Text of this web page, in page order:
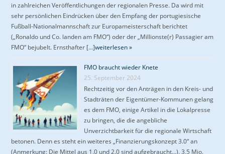
in zahlreichen Veröffentlichungen der regionalen Presse. Da wird mit
sehr persönlichen Eindrücken über den Empfang der portugiesische
Fußball-Nationalmannschaft zur Europameisterschaft berichtet
(„Ronaldo und Co. landen am FMO“) oder der „Millionste(r) Passagier am
FMO“ bejubelt. Ernsthafter […]weiterlesen »
FMO braucht wieder Knete
25. September 2024
Rechtzeitig vor den Anträgen in den Kreis- und
Stadträten der Eigentümer-Kommunen gelang
es dem FMO, einige Artikel in die Lokalpresse
zu bringen, die die angebliche
Unverzichtbarkeit für die regionale Wirtschaft
betonen. Denn es steht ein weiteres „Finanzierungskonzept 3.0“ an
(Anmerkung: Die Mittel aus 1.0 und 2.0 sind aufgebraucht…). 3,5 Mio.